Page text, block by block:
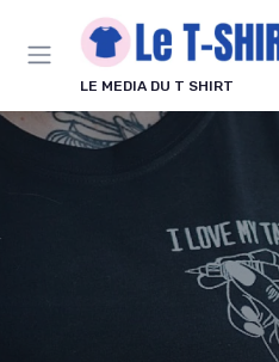
LE MEDIA DU T SHIRT
Panneau de gestion des cookies